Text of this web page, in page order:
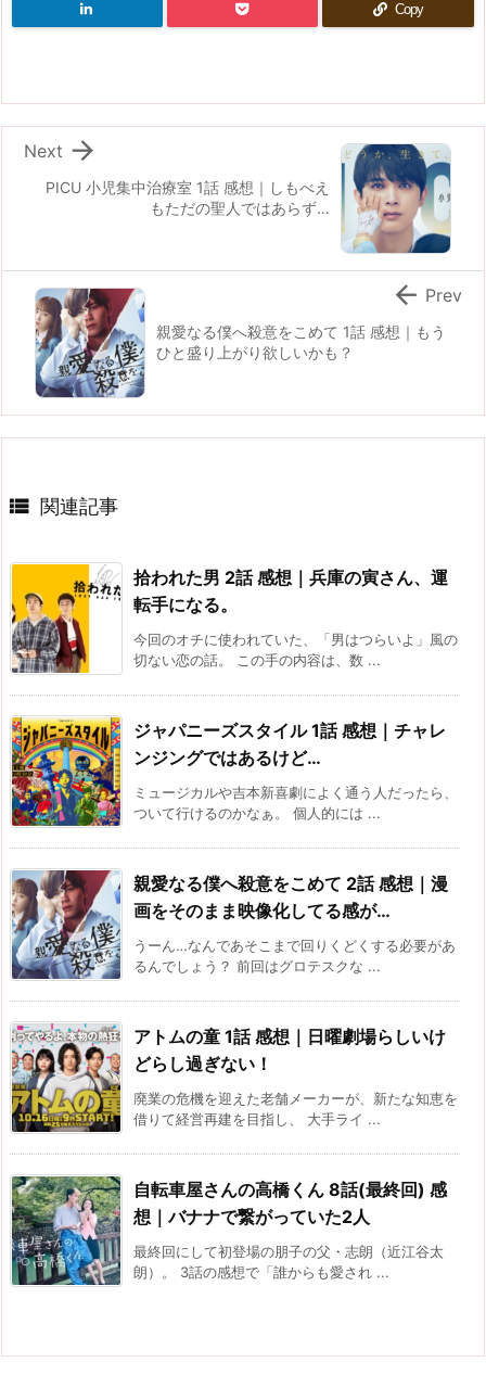
Copy
PICU 小児集中治療室 1話 感想｜しもべえ
もただの聖人ではあらず…

Next
親愛なる僕へ殺意をこめて 1話 感想｜もう
ひと盛り上がり欲しいかも？
 Prev
 関連記事
拾われた男 2話 感想｜兵庫の寅さん、運
転手になる。
今回のオチに使われていた、「男はつらいよ」風の
切ない恋の話。 この手の内容は、数 ...
ジャパニーズスタイル 1話 感想｜チャレ
ンジングではあるけど…
ミュージカルや吉本新喜劇によく通う人だったら、
ついて行けるのかなぁ。 個人的には ...
親愛なる僕へ殺意をこめて 2話 感想｜漫
画をそのまま映像化してる感が…
うーん…なんであそこまで回りくどくする必要があ
るんでしょう？ 前回はグロテスクな ...
アトムの童 1話 感想｜日曜劇場らしいけ
どらし過ぎない！
廃業の危機を迎えた老舗メーカーが、新たな知恵を
借りて経営再建を目指し、 大手ライ ...
自転車屋さんの高橋くん 8話(最終回) 感
想｜バナナで繋がっていた2人
最終回にして初登場の朋子の父・志朗（近江谷太
朗）。 3話の感想で「誰からも愛され ...